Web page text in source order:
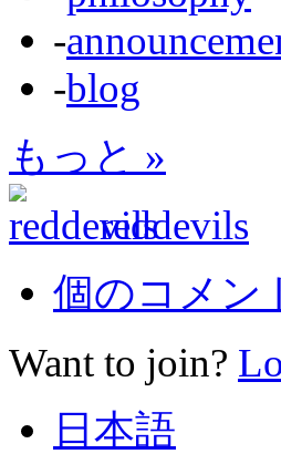
-
-blog
もっと »
reddevils
個のコメン
Want to join?
日本語